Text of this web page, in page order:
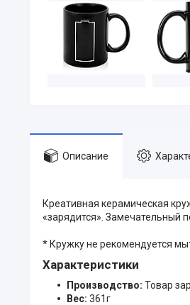
Описание
Креативная керамическая
«зарядится». Замечательный
* Кружку не рекомендуется
Характеристики
Производство: Товар
Вес: 361г